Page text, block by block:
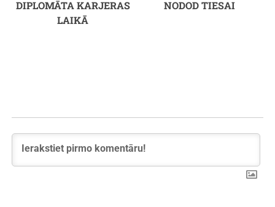
DIPLOMĀTA KARJERAS
LAIKĀ
NODOD TIESAI